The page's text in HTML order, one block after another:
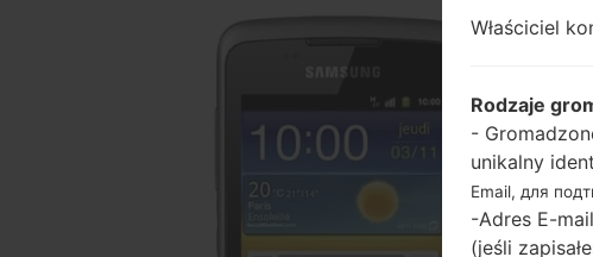
Właściciel
Rodzaje
-
unikalny
Email, для
-Adres E-
(jeśli